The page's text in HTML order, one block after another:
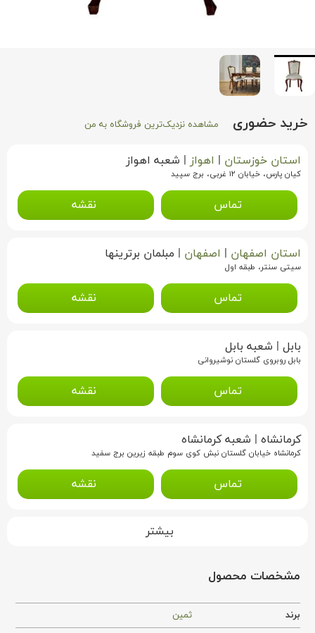
خرید حضوری مشاهده نزدیک‌ترین فروشگاه به من
استان خوزستان | اهواز | شعبه اهواز
کیان پارس، خیابان ۱۲ غربی، برج سپید
تماس نقشه
استان اصفهان | اصفهان | مبلمان برترینها
سیتی سنتر، طبقه اول
تماس نقشه
بابل | شعبه بابل
بابل روبروی گلستان نوشیروانی
تماس نقشه
کرمانشاه | شعبه کرمانشاه
کرمانشاه خیابان گلستان نبش کوی سوم طبقه زیرین برج سفید
تماس نقشه
بیشتر
مشخصات محصول
برند
ثمین